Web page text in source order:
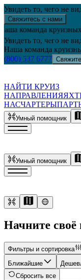
Увидеть то, чего не
Свяжитесь с нами
команда круизных
Увидеть то, чего не
Наша команда
(800) 537 6777
НАЙТИ КРУИЗ
НАПРАВЛЕНИЯ
НАСЧАРТЕРЫ
Умный помощник
Умный помощник
Начните своё
Фильтры и сортировка
Ближайшие
Сбросить все